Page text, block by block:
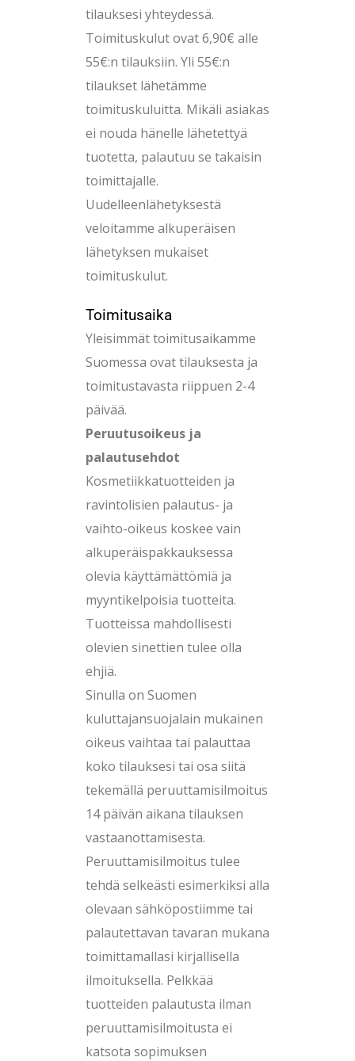
tilauksesi yhteydessä.
Toimituskulut ovat 6,90€ alle
55€:n tilauksiin. Yli 55€:n
tilaukset lähetämme
toimituskuluitta. Mikäli asiakas
ei nouda hänelle lähetettyä
tuotetta, palautuu se takaisin
toimittajalle.
Uudelleenlähetyksestä
veloitamme alkuperäisen
lähetyksen mukaiset
toimituskulut.
Toimitusaika
Yleisimmät toimitusaikamme
Suomessa ovat tilauksesta ja
toimitustavasta riippuen 2-4
päivää.
Peruutusoikeus ja
palautusehdot
Kosmetiikkatuotteiden ja
ravintolisien palautus- ja
vaihto-oikeus koskee vain
alkuperäispakkauksessa
olevia käyttämättömiä ja
myyntikelpoisia tuotteita.
Tuotteissa mahdollisesti
olevien sinettien tulee olla
ehjiä.
Sinulla on Suomen
kuluttajansuojalain mukainen
oikeus vaihtaa tai palauttaa
koko tilauksesi tai osa siitä
tekemällä peruuttamisilmoitus
14 päivän aikana tilauksen
vastaanottamisesta.
Peruuttamisilmoitus tulee
tehdä selkeästi esimerkiksi alla
olevaan sähköpostiimme tai
palautettavan tavaran mukana
toimittamallasi kirjallisella
ilmoituksella. Pelkkää
tuotteiden palautusta ilman
peruuttamisilmoitusta ei
katsota sopimuksen